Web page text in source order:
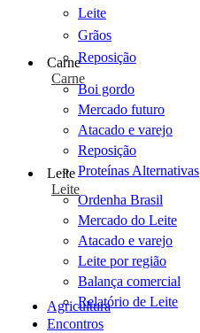
Leite
Grãos
Reposição
Carne
Carne
Boi gordo
Mercado futuro
Atacado e varejo
Reposição
Proteínas Alternativas
Leite
Leite
Ordenha Brasil
Mercado do Leite
Atacado e varejo
Leite por região
Balança comercial
Relatório de Leite
Agricultura
Encontros